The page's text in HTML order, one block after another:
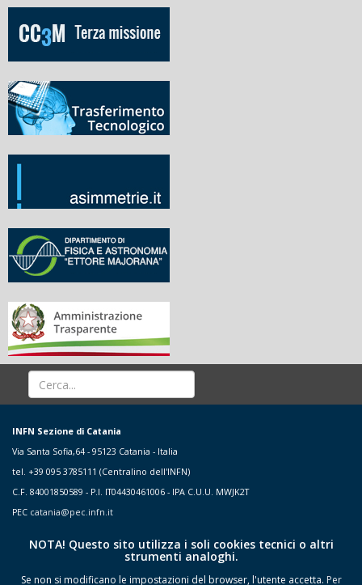
INFN Sezione di Catania
Via Santa Sofia,64 - 95123 Catania - Italia
tel. +39 095 3785111 (Centralino dell'INFN)
C.F. 84001850589 - P.I. IT04430461006 - IPA C.U.U. MWJK2T
PEC catania@pec.infn.it
NOTA! Questo sito utilizza i soli cookies tecnici o altri
strumenti analoghi.
Se non si modificano le impostazioni del browser, l'utente accetta. Per